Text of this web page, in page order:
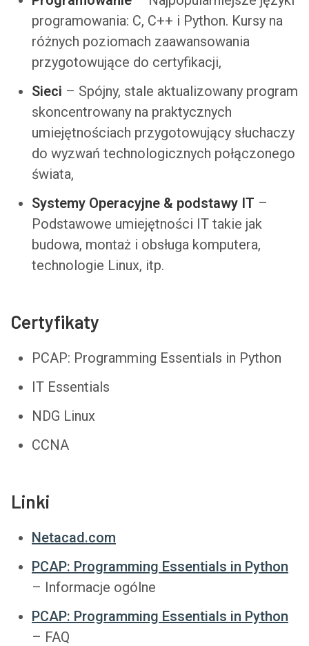
programowania: C, C++ i Python. Kursy na
różnych poziomach zaawansowania
przygotowujące do certyfikacji,
Sieci – Spójny, stale aktualizowany program
skoncentrowany na praktycznych
umiejętnościach przygotowujący słuchaczy
do wyzwań technologicznych połączonego
świata,
Systemy Operacyjne & podstawy IT –
Podstawowe umiejętności IT takie jak
budowa, montaż i obsługa komputera,
technologie Linux, itp.
Certyfikaty
PCAP: Programming Essentials in Python
IT Essentials
NDG Linux
CCNA
Linki
Netacad.com
PCAP: Programming Essentials in Python
– Informacje ogólne
PCAP: Programming Essentials in Python
– FAQ